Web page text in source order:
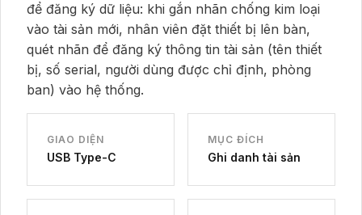
để đăng ký dữ liệu: khi gắn nhãn chống kim loại
vào tài sản mới, nhân viên đặt thiết bị lên bàn,
quét nhãn để đăng ký thông tin tài sản (tên thiết
bị, số serial, người dùng được chỉ định, phòng
ban) vào hệ thống.
GIAO DIỆN
USB Type-C
MỤC ĐÍCH
Ghi danh tài sản